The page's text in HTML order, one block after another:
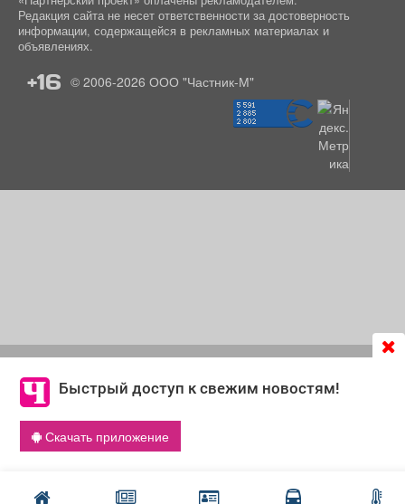
Быстрый доступ к свежим новостям!
Скачать приложение
согласие на обработку файлов cookie, которые
обеспечивают корректную работу сайта и сбора
информации для улучшения качества сервисов.
Что такое cookie
Редакция сайта не несет ответственности за достоверность
информации, содержащейся в рекламных материалах и
объявлениях.
+16 © 2006-2026 ООО "Частник-М"